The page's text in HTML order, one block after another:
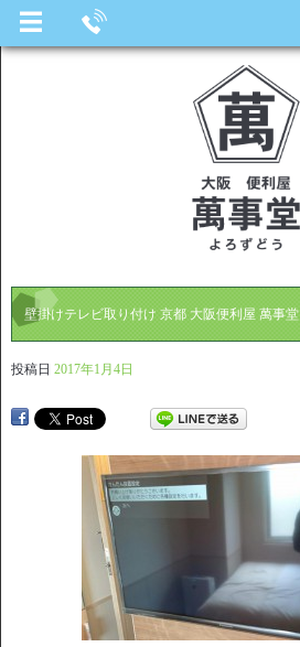
壁掛けテレビ取り付け 京都 大阪便利屋 萬事堂
投稿日 2017年1月4日